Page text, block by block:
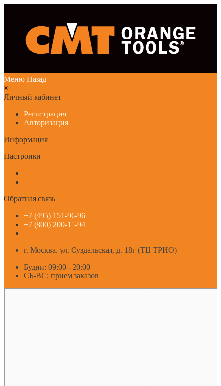
Меню Назад
×
Личный кабинет
Регистрация
Авторизация
Информация
Настройки
Обратная связь
+7 (495) 151-96-96
+7 (800) 200-15-94
г. Москва. ул. Суздальская, д. 18г (ТЦ ТРИО)
Будни: 09:00 - 20:00
СБ-ВС: прием заказов